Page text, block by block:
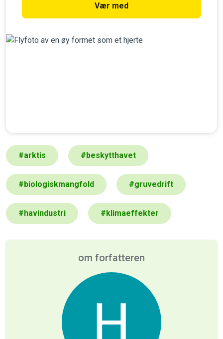
Vær med
#arktis #beskytthavet
#biologiskmangfold #gruvedrift
#havindustri #klimaeffekter
om forfatteren